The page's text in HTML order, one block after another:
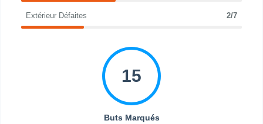
Extérieur Défaites 2/7
15
Buts Marqués